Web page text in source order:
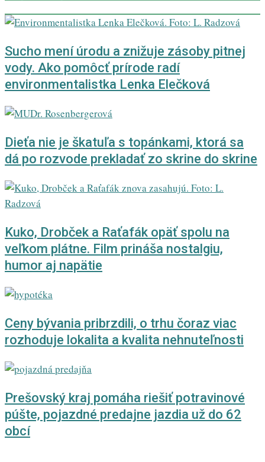
Sucho mení úrodu a znižuje zásoby pitnej
vody. Ako pomôcť prírode radí
environmentalistka Lenka Elečková
Dieťa nie je škatuľa s topánkami, ktorá sa
dá po rozvode prekladať zo skrine do skrine
Kuko, Drobček a Raťafák opäť spolu na
veľkom plátne. Film prináša nostalgiu,
humor aj napätie
Ceny bývania pribrzdili, o trhu čoraz viac
rozhoduje lokalita a kvalita nehnuteľnosti
Prešovský kraj pomáha riešiť potravinové
púšte, pojazdné predajne jazdia už do 62
obcí